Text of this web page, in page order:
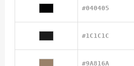
#040405
#1C1C1C
#9A816A